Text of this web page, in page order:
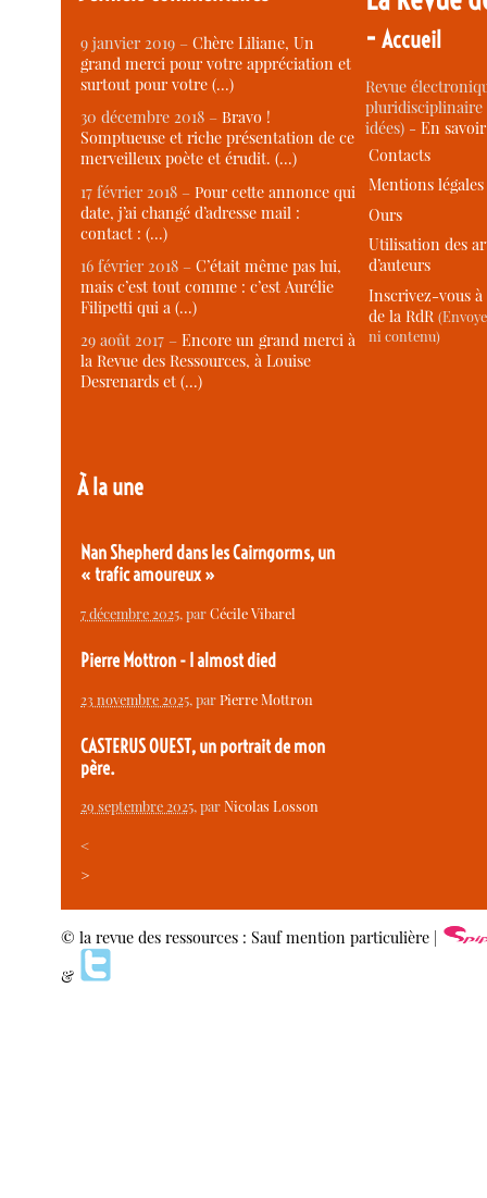
9 janvier 2019 –Chère Liliane, Un
grand merci pour votre appréciation et
surtout pour votre (…)
30 décembre 2018 –Bravo !
Somptueuse et riche présentation de ce
merveilleux poète et érudit. (…)
17 février 2018 –Pour cette annonce qui
date, j’ai changé d’adresse mail :
contact : (…)
16 février 2018 –C’était même pas lui,
mais c’est tout comme : c’est Aurélie
Filipetti qui a (…)
29 août 2017 –Encore un grand merci à
la Revue des Ressources, à Louise
Desrenards et (…)
À la une
Nan Shepherd dans les Cairngorms, un
« trafic amoureux »
7 décembre 2025, parCécile Vibarel
Pierre Mottron - I almost died
23 novembre 2025, parPierre Mottron
CASTERUS OUEST, un portrait de mon
père.
29 septembre 2025, parNicolas Losson
<
>
-Accueil
Revue
idées) -En
Contacts
Mentions légales
Ours
Utilisation des
d’auteurs
Inscrivez-vous
de la RdR
ni contenu)
© la revue des ressources : Sauf mention particulière |
&